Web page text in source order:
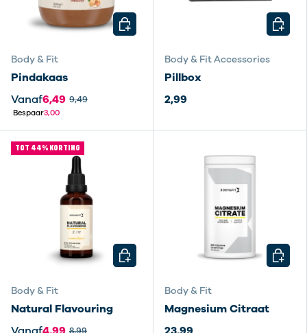
Body & Fit
Pindakaas
Vanaf6,49 9,49
Bespaar3,00
KIES MOGELIJKHEDEN
Body & Fit Accessories
Pillbox
2,99
KIES
TOT 44% KORTING
Body & Fit
Natural Flavouring
KIES MOGELIJKHEDEN
Body & Fit
Magnesium Citraat
KIES